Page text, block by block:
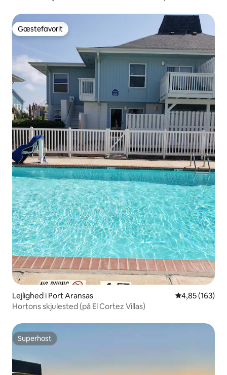
Gæstefavorit
Gæstefavorit
Lejlighed i Port Aransas 4,85 ud af 5 i
4,85 (163)
Hortons skjulested (på El Cortez Villas)
Superhost
Superhost